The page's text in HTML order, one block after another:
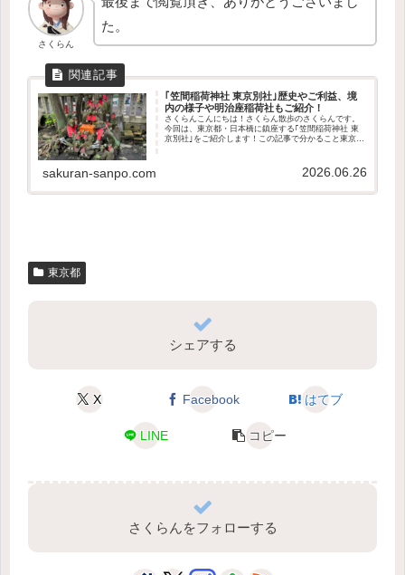
さくらん
た。
｢笠間稲荷神社 東京別社｣歴史やご利益、境
内の様子や明治座稲荷社もご紹介！
さくらんこんにちは！さくらん散歩のさくらんです。
今回は、東京都・日本橋に鎮座する｢笠間稲荷神社 東
京別社｣をご紹介します！この記事で分かること東京別
sakuran-sanpo.com 2026.06.26
東京都
シェアする
X Facebook はてブ
LINE コピー
さくらんをフォローする